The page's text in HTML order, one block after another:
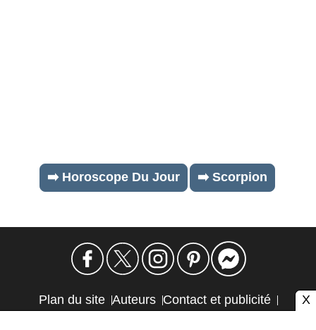
➡️ Horoscope Du Jour ➡️ Scorpion
Plan du site Auteurs Contact et publicité
X